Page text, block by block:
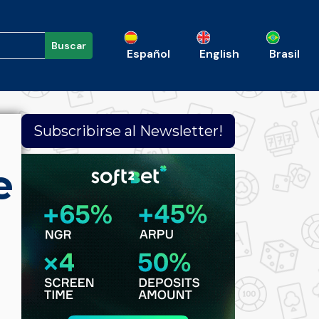
Buscar
Español English Brasil
Subscribirse al Newsletter!